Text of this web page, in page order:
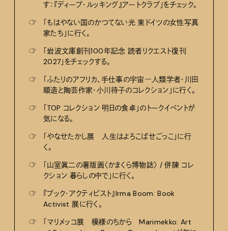
す：『ディープ・ルッキング』アートクラブ」をチェック。
☞
「もはやない国のかつてない光 東ドイツの女性写真
家たち」に行く。
☞
「岩波文庫創刊100年記念 読者リクエスト復刊
2027」をチェックする。
☞
「ふたりのアフリカ、手仕事の宇宙―人類学者・川田
順造と陶芸作家・小川待子のコレクション」に行く。
☞
「TOP コレクション 明日の食卓」のトークイベントが
気になる。
☞
「やなせたかし展 人生はよろこばせごっこ」に行
く。
☞
「山室眞二の薯版画〈かまくら博物誌〉 / 併陳 コレ
クション 暮らしの中で」に行く。
☞
『ブック・アクティビスト』Irma Boom: Book
Activist 展に行く。
☞
「マリメッコ展 模様のちから Marimekko: Art